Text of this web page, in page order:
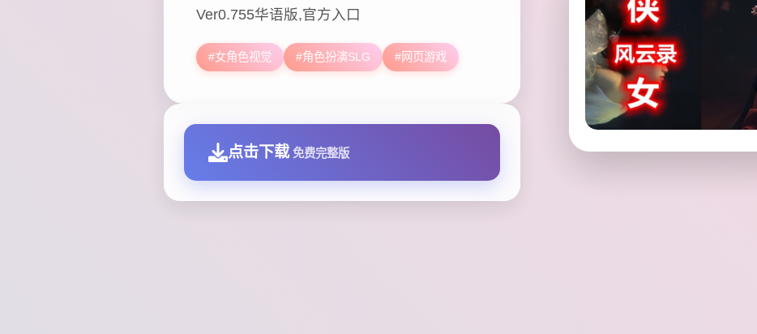
Ver0.755华语版,官方入口
#女角色视觉 #角色扮演SLG #网页游戏
点击下载 免费完整版